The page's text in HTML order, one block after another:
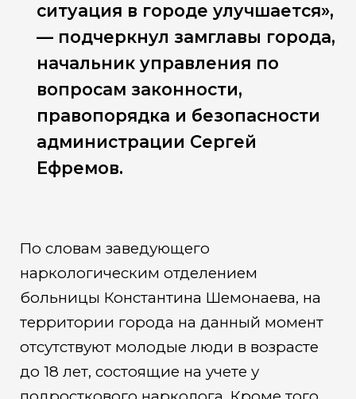
ситуация в городе улучшается»,
— подчеркнул замглавы города,
начальник управления по
вопросам законности,
правопорядка и безопасности
администрации Сергей
Ефремов.
По словам заведующего
наркологическим отделением
больницы Константина Шемонаева, на
территории города на данный момент
отсутствуют молодые люди в возрасте
до 18 лет, состоящие на учете у